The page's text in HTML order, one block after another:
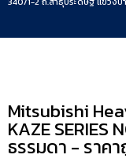
Mitsubishi
KAZE SERIES
ธรรมดา - ราค